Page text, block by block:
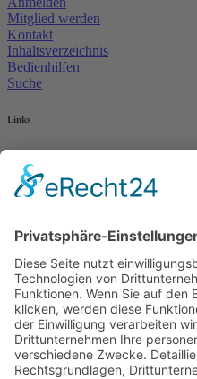
Mitglied werden
Kontakt
Inhaltsverzeichnis
Bedienhilfen
Suche
Links
AWO Jobportal
AWO Ehrenamt Portal
AWO Schulgesundheitsfachkräfte
AWO Pflegeberatung
AWO Kulturhaus Babelsberg
Arbeit mit Behinderung
AWO Büro Kindermut
Kulturland Brandenburg
AWO Selbsthilfe
AWO eLearning
Kultur für JEDEN